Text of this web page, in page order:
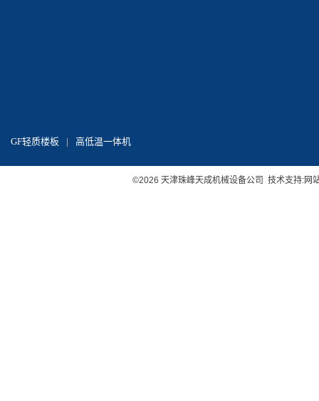
GF轻质楼板 | 高低温一体机
©2026 天津珠峰天成机械设备公司 技术支持:网